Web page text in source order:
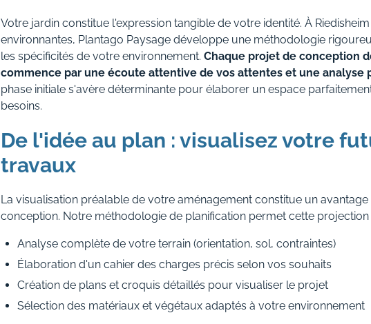
Votre jardin constitue l'expression tangible de votre identité. À
environnantes, Plantago Paysage développe une méthodologie
les spécificités de votre environnement. Chaque projet de conception
commence par une écoute attentive de vos attentes et une analyse
phase initiale s'avère déterminante pour élaborer un espace
besoins.
De l'idée au plan : visualisez votre
travaux
La visualisation préalable de votre aménagement constitue un
conception. Notre méthodologie de planification permet cette projection
Analyse complète de votre terrain (orientation, sol, contraintes)
Élaboration d'un cahier des charges précis selon vos souhaits
Création de plans et croquis détaillés pour visualiser le projet
Sélection des matériaux et végétaux adaptés à votre environnement